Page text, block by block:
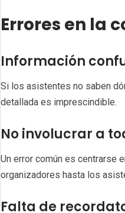
Errores en la
Información
Si los asistentes no saben
detallada es imprescindible.
No involucrar a
Un error común es centrarse
organizadores hasta los
Falta de